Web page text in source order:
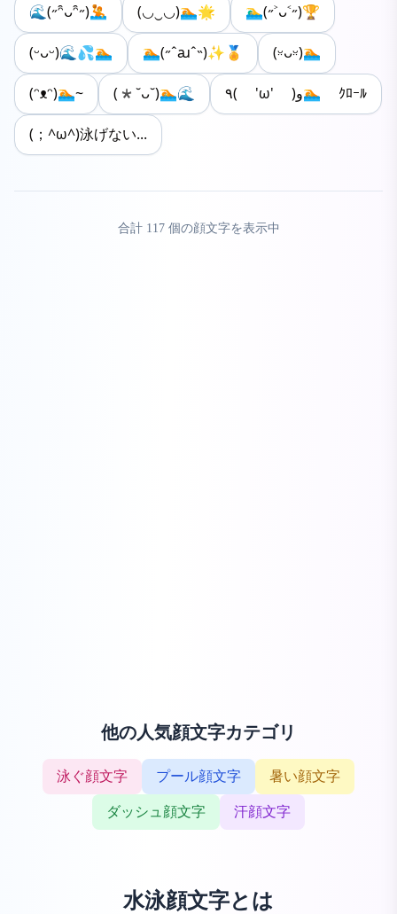
🌊(˶ᵔ̑ᴗᵔ̑˶)🤽 (◡‿◡)🏊🌟 🏊‍♂️(˶˃ᴗ˂˶)🏆
(ᵕᴗᵕ)🌊💦🏊 🏊(˶ˆꜷˆ˵)✨🏅 (ᵕ̤ᴗᵕ̤)🏊
(ᵔᴥᵔ)🏊~ (*˘ᴗ˘)🏊🌊 ٩( 'ω' )و🏊 ｸﾛｰﾙ
(；^ω^)泳げない...
合計 117個の顔文字を表示中
他の人気顔文字カテゴリ
泳ぐ顔文字 プール顔文字 暑い顔文字
ダッシュ顔文字 汗顔文字
水泳顔文字とは